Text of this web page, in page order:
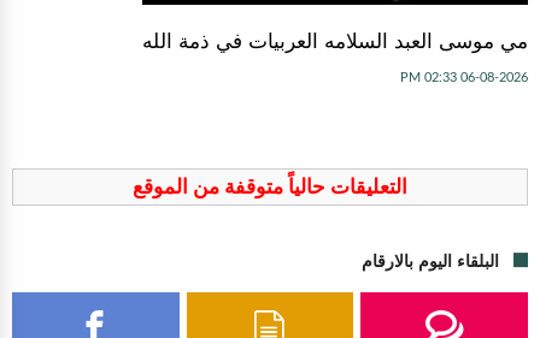
مي موسى العبد السلامه العربيات في ذمة الله
06-08-2026 02:33 PM
التعليقات حالياً متوقفة من الموقع
البلقاء اليوم بالارقام